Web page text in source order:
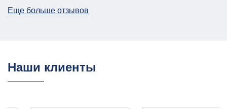
Еще больше отзывов
Наши клиенты